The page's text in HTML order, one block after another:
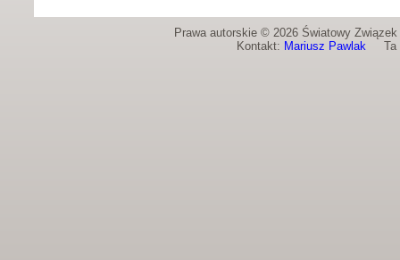
Prawa autorskie © 2026 Światowy
Kontakt: Mariusz PawlakTa